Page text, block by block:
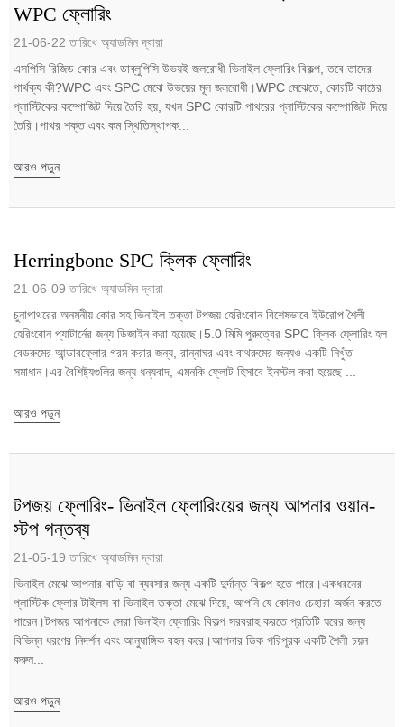
WPC ফ্লোরিং
21-06-22 তারিখে অ্যাডমিন দ্বারা
এসপিসি রিজিড কোর এবং ডাব্লুপিসি উভয়ই জলরোধী ভিনাইল ফ্লোরিং বিকল্প, তবে তাদের
পার্থক্য কী?WPC এবং SPC মেঝে উভয়ের মূল জলরোধী।WPC মেঝেতে, কোরটি কাঠের
প্লাস্টিকের কম্পোজিট দিয়ে তৈরি হয়, যখন SPC কোরটি পাথরের প্লাস্টিকের কম্পোজিট দিয়ে
তৈরি।পাথর শক্ত এবং কম স্থিতিস্থাপক...
আরও পড়ুন
Herringbone SPC ক্লিক ফ্লোরিং
21-06-09 তারিখে অ্যাডমিন দ্বারা
চুনাপাথরের অনমনীয় কোর সহ ভিনাইল তক্তা টপজয় হেরিংবোন বিশেষভাবে ইউরোপ শৈলী
হেরিংবোন প্যাটার্নের জন্য ডিজাইন করা হয়েছে।5.0 মিমি পুরুত্বের SPC ক্লিক ফ্লোরিং হল
বেডরুমের আন্ডারফ্লোর গরম করার জন্য, রান্নাঘর এবং বাথরুমের জন্যও একটি নিখুঁত
সমাধান।এর বৈশিষ্ট্যগুলির জন্য ধন্যবাদ, এমনকি ফ্লোট হিসাবে ইনস্টল করা হয়েছে ...
আরও পড়ুন
টপজয় ফ্লোরিং- ভিনাইল ফ্লোরিংয়ের জন্য আপনার ওয়ান-
স্টপ গন্তব্য
21-05-19 তারিখে অ্যাডমিন দ্বারা
ভিনাইল মেঝে আপনার বাড়ি বা ব্যবসার জন্য একটি দুর্দান্ত বিকল্প হতে পারে।একধরনের
প্লাস্টিক ফ্লোর টাইলস বা ভিনাইল তক্তা মেঝে দিয়ে, আপনি যে কোনও চেহারা অর্জন করতে
পারেন।টপজয় আপনাকে সেরা ভিনাইল ফ্লোরিং বিকল্প সরবরাহ করতে প্রতিটি ঘরের জন্য
বিভিন্ন ধরণের নিদর্শন এবং আনুষাঙ্গিক বহন করে।আপনার ডিক পরিপূরক একটি শৈলী চয়ন
করুন...
আরও পড়ুন